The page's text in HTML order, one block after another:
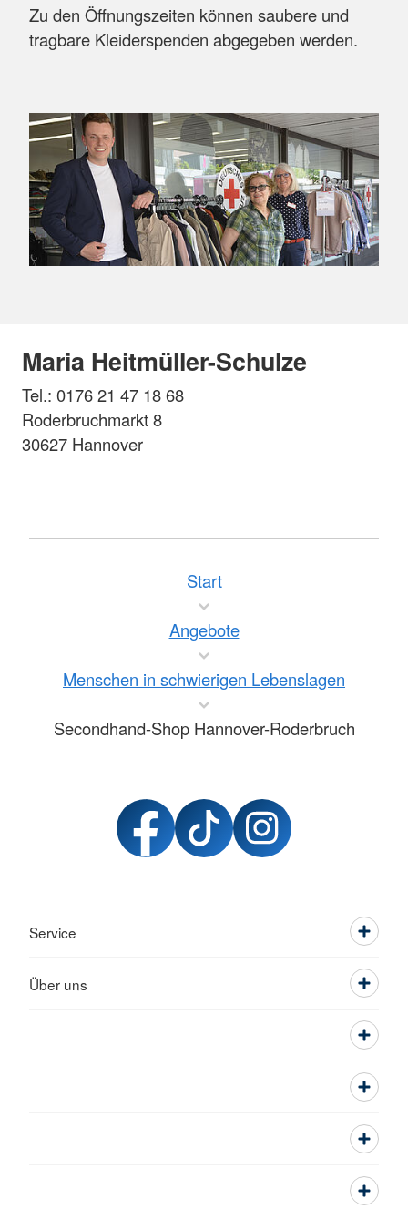
Zu den Öffnungszeiten können saubere und
tragbare Kleiderspenden abgegeben werden.
Maria Heitmüller-Schulze
Tel.: 0176 21 47 18 68
Roderbruchmarkt 8
30627 Hannover
Start
Angebote
Menschen in schwierigen Lebenslagen
Secondhand-Shop Hannover-Roderbruch
Service
Über uns